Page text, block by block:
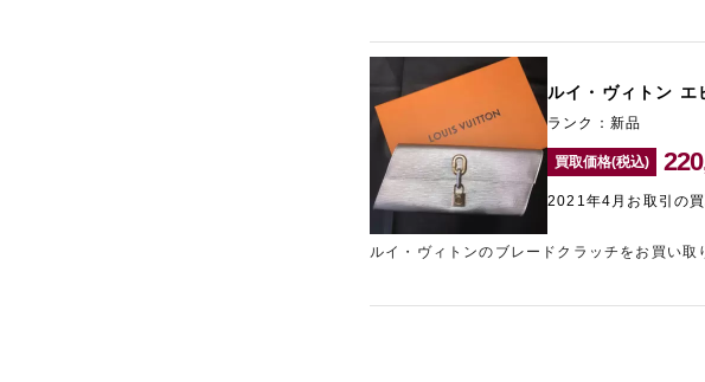
劣化によりポケット内が劣化してしまってお
ルイ・ヴィトン
ランク：新品
買取価格(税込)
2021年4月お取引の
ルイ・ヴィトンのブレードクラッチをお買い
なシェイプに仕上げたこちらのお品物は、パ